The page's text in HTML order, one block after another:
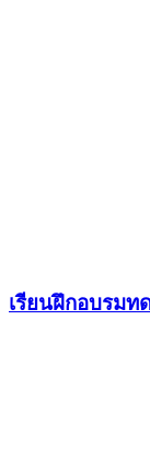
เรียนฝึกอบรม